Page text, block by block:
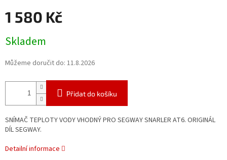
1 580 Kč
cena:
Skladem
Můžeme doručit do: 11.8.2026
Přidat do košíku
SNÍMAČ TEPLOTY VODY VHODNÝ PRO SEGWAY SNARLER AT6. ORIGINÁL
DÍL SEGWAY.
Detailní informace